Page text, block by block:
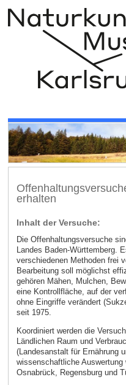
erhalten
Inhalt der Versuche:
Die Offenhaltungsversuche
Landes Baden-Württemberg.
verschiedenen Methoden frei
Bearbeitung soll möglichst
gehören Mähen, Mulchen,
eine Kontrollfläche, auf der
ohne Eingriffe verändert
seit 1975.
Koordiniert werden die
Ländlichen Raum und
(Landesanstalt für Ernährung
wissenschaftliche Auswertung
Osnabrück, Regensburg und